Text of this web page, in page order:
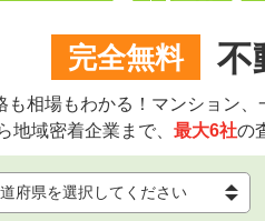
完全無料 不
も相場もわかる！マンション、
地域密着企業まで、 最大6社の